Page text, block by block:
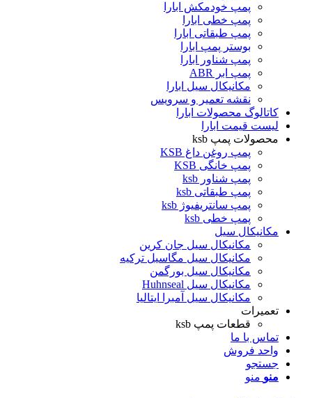
پمپ خودمکش ابارا
پمپ خطی ابارا
پمپ طبقاتی ابارا
بوستر پمپ ابارا
پمپ شناور ابارا
پمپ ابر ABR
مکانیکال سیل ابارا
نقشه تعمیر و سرویس
کاتالوگ محصولات ابارا
لیست قیمت ابارا
محصولات پمپ ksb
پمپ روغن داغ KSB
پمپ خانگی KSB
پمپ شناور ksb
پمپ طبقاتی ksb
پمپ سانتریفیوژ ksb
پمپ خطی ksb
مکانیکال سیل
مکانیکال سیل جان کرین
مکانیکال سیل مگاسیل ترکیه
مکانیکال سیل بورگمن
مکانیکال سیل Huhnseal
مکانیکال سیل آمبرا ایتالیا
تعمیرات
قطعات پمپ ksb
تماس با ما
واحد فروش
جستجو
منو منو